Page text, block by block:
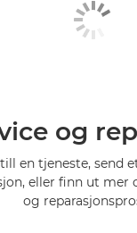
og
en tjeneste, send
eller finn ut mer
og